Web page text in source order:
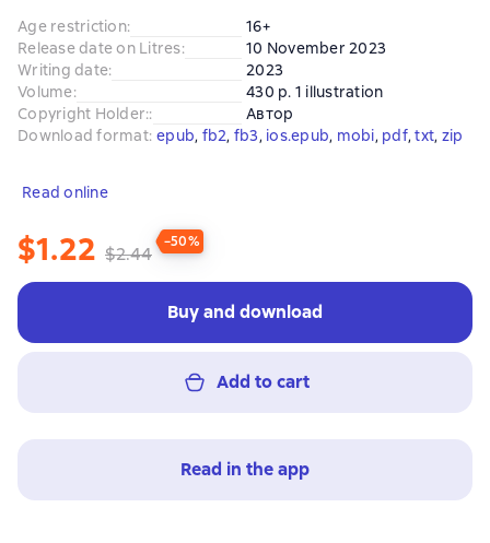
Age restriction:
16+
Release date on Litres:
10 November 2023
Writing date:
2023
Volume:
430 p. 1 illustration
Copyright Holder::
Автор
Download format: epub, fb2, fb3, ios.epub, mobi, pdf, txt, zip
Read online
$1.22 $2.44
−50%
Buy and download
Add to cart
Read in the app